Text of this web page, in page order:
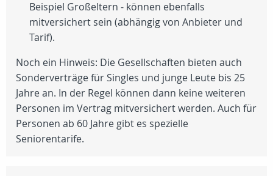
Beispiel Großeltern - können ebenfalls
mitversichert sein (abhängig von Anbieter und
Tarif).
Noch ein Hinweis: Die Gesellschaften bieten auch
Sonderverträge für Singles und junge Leute bis 25
Jahre an. In der Regel können dann keine weiteren
Personen im Vertrag mitversichert werden. Auch für
Personen ab 60 Jahre gibt es spezielle
Seniorentarife.